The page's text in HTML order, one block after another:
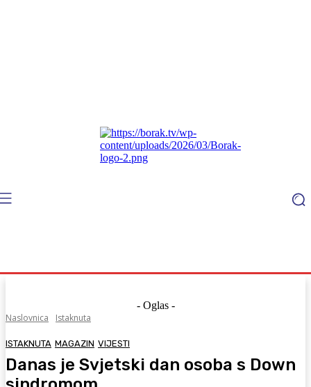
- Oglas -
Naslovnica
Istaknuta
ISTAKNUTA MAGAZIN VIJESTI
Danas je Svjetski dan osoba s Down